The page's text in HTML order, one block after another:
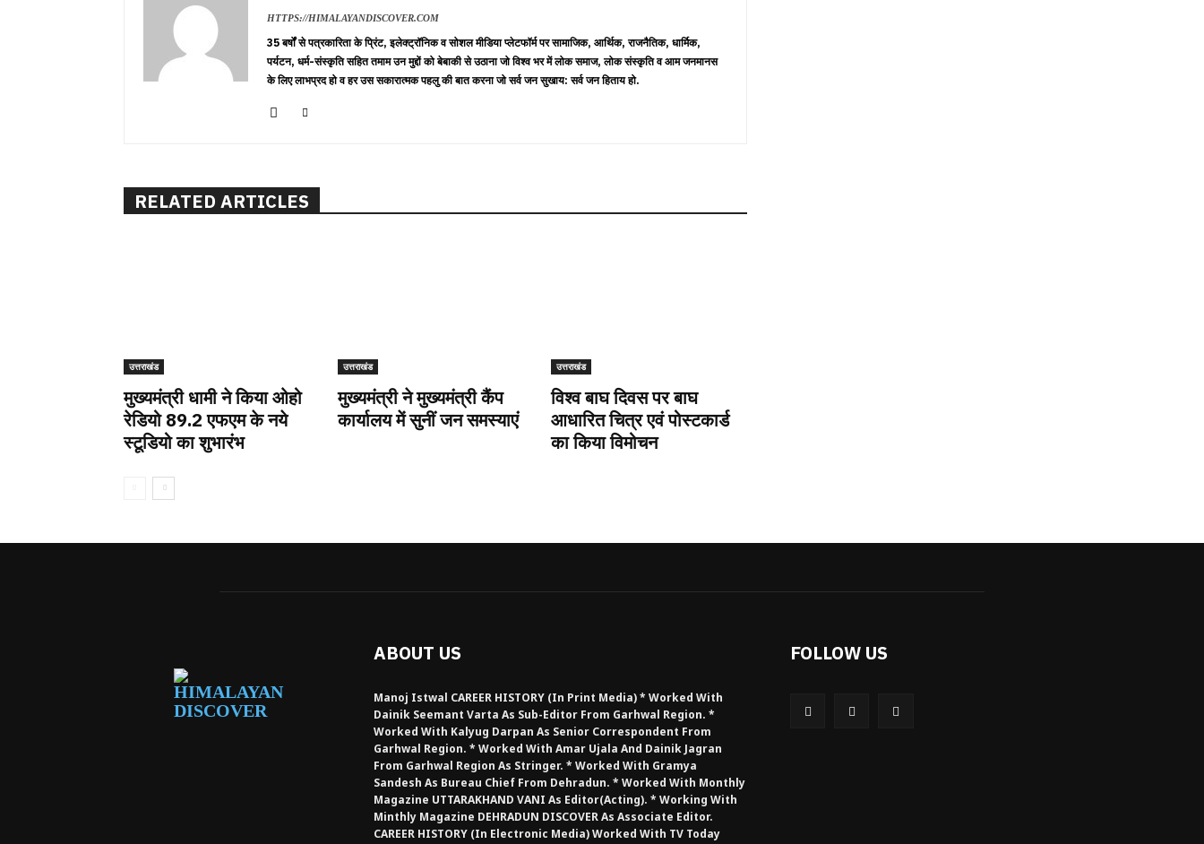
HTTPS://HIMALAYANDISCOVER.COM
35 बर्षों से पत्रकारिता के प्रिंट, इलेक्ट्रॉनिक व सोशल मीडिया प्लेटफॉर्म पर सामाजिक, आर्थिक, राजनैतिक, धार्मिक,
पर्यटन, धर्म-संस्कृति सहित तमाम उन मुद्दों को बेबाकी से उठाना जो विश्व भर में लोक समाज, लोक संस्कृति व आम जनमानस
के लिए लाभप्रद हो व हर उस सकारात्मक पहलु की बात करना जो सर्व जन सुखाय: सर्व जन हिताय हो.
RELATED ARTICLES
उत्तराखंड
मुख्यमंत्री धामी ने किया ओहो
रेडियो 89.2 एफएम के नये
स्टूडियो का शुभारंभ
उत्तराखंड
मुख्यमंत्री ने मुख्यमंत्री कैंप
कार्यालय में सुनीं जन समस्याएं
उत्तराखंड
विश्व बाघ दिवस पर बाघ
आधारित चित्र एवं पोस्टकार्ड
का किया विमोचन
ABOUT US
Manoj Istwal CAREER HISTORY (in Print Media) * Worked With
Dainik Seemant Varta As Sub-Editor From Garhwal Region. *
Worked With Kalyug Darpan As Senior Correspondent From
Garhwal Region. * Worked With Amar Ujala And Dainik Jagran
From Garhwal Region As Stringer. * Worked With Gramya
Sandesh As Bureau Chief From Dehradun. * Worked With Monthly
Magazine UTTARAKHAND VANI As Editor(Acting). * Working With
Minthly Magazine DEHRADUN DISCOVER As Associate Editor.
CAREER HISTORY (in Electronic Media) Worked With TV Today
FOLLOW US